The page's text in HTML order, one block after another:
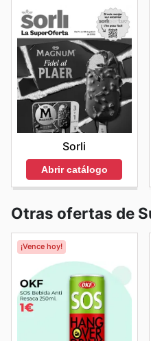
Sorli
Abrir catálogo
Otras ofertas de
¡Vence hoy!